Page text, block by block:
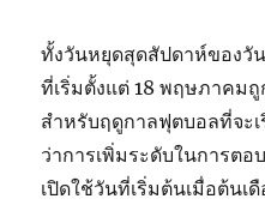
ทั้งวันหยุดสุดสัปดาห์ของวั
ที่เริ่มตั้งแต่ 18 พฤษภาคม
สำหรับฤดูกาลฟุตบอลที่จะ
ว่าการเพิ่มระดับในการต
เปิดใช้วันที่เริ่มต้นเมื่อต้นเ